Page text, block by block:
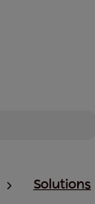
Solutions